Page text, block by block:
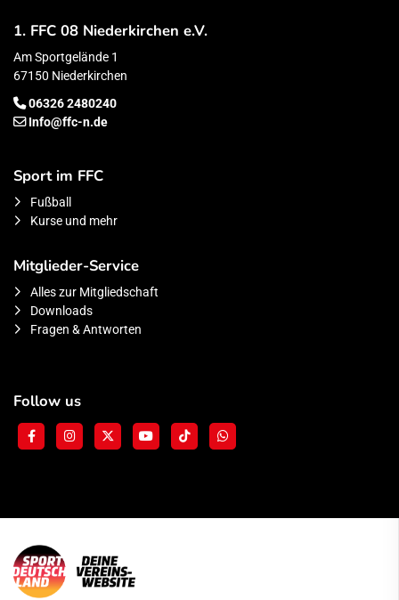
1. FFC 08 Niederkirchen e.V.
Am Sportgelände 1
67150 Niederkirchen
06326 2480240
Info@ffc-n.de
Sport im FFC
Fußball
Kurse und mehr
Mitglieder-Service
Alles zur Mitgliedschaft
Downloads
Fragen & Antworten
Follow us